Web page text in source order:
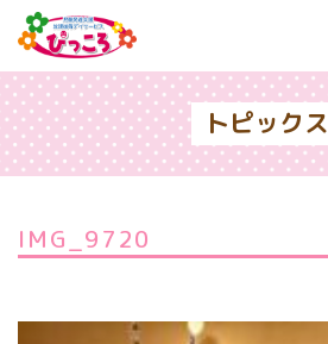
トピックス
IMG_9720